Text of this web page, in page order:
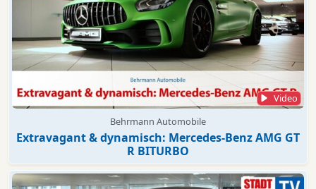
Video
Behrmann Automobile
Extravagant & dynamisch: Mercedes-Benz AMG GT
R BITURBO